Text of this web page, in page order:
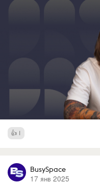
1
BusySpace
17 янв 2025